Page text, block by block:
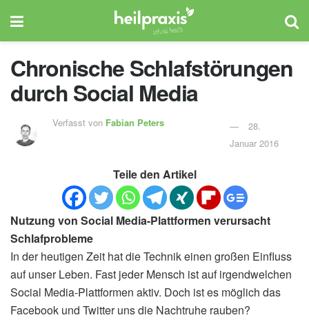
Chronische Schlafstörungen
durch Social Media
Verfasst von Fabian Peters
28.
Januar 2016
Teile den Artikel
Nutzung von Social Media-Plattformen verursacht
Schlafprobleme
In der heutigen Zeit hat die Technik einen großen Einfluss
auf unser Leben. Fast jeder Mensch ist auf irgendwelchen
Social Media-Plattformen aktiv. Doch ist es möglich das
Facebook und Twitter uns die Nachtruhe rauben?